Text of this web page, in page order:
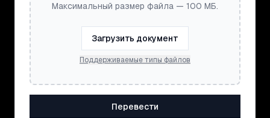
Максимальный размер файла — 100 МБ.
Загрузить документ
Поддерживаемые типы файлов
Перевести